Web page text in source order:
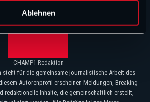
Ablehnen
CHAMP1 Redaktion
steht für die gemeinsame journalistische Arbeit des
Autorenprofil erscheinen Meldungen, Breaking
redaktionelle Inhalte, die gemeinschaftlich erstellt,